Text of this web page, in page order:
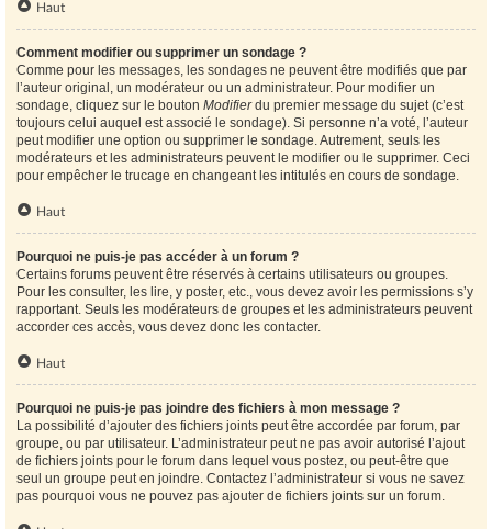
Haut
Comment modifier ou supprimer un sondage ?
Comme pour les messages, les sondages ne peuvent être modifiés que par
l’auteur original, un modérateur ou un administrateur. Pour modifier un
sondage, cliquez sur le bouton Modifierdu premier message du sujet (c’est
toujours celui auquel est associé le sondage). Si personne n’a voté, l’auteur
peut modifier une option ou supprimer le sondage. Autrement, seuls les
modérateurs et les administrateurs peuvent le modifier ou le supprimer. Ceci
pour empêcher le trucage en changeant les intitulés en cours de sondage.
Haut
Pourquoi ne puis-je pas accéder à un forum ?
Certains forums peuvent être réservés à certains utilisateurs ou groupes.
Pour les consulter, les lire, y poster, etc., vous devez avoir les permissions s’y
rapportant. Seuls les modérateurs de groupes et les administrateurs peuvent
accorder ces accès, vous devez donc les contacter.
Haut
Pourquoi ne puis-je pas joindre des fichiers à mon message ?
La possibilité d’ajouter des fichiers joints peut être accordée par forum, par
groupe, ou par utilisateur. L’administrateur peut ne pas avoir autorisé l’ajout
de fichiers joints pour le forum dans lequel vous postez, ou peut-être que
seul un groupe peut en joindre. Contactez l’administrateur si vous ne savez
pas pourquoi vous ne pouvez pas ajouter de fichiers joints sur un forum.